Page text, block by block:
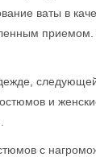
ваты в
и
с